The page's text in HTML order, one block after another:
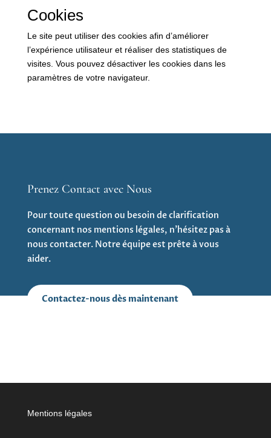
Cookies
Le site peut utiliser des cookies afin d’améliorer
l’expérience utilisateur et réaliser des statistiques de
visites. Vous pouvez désactiver les cookies dans les
paramètres de votre navigateur.
Prenez Contact avec Nous
Pour toute question ou besoin de clarification
concernant nos mentions légales, n’hésitez pas à
nous contacter. Notre équipe est prête à vous
aider.
Contactez-nous dès maintenant
Mentions légales